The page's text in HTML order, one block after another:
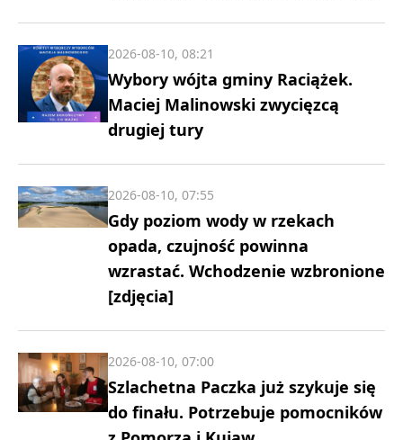
Wybory wójta gminy Raciążek.
Maciej Malinowski zwycięzcą
drugiej tury
2026-08-10, 08:21
Gdy poziom wody w rzekach
opada, czujność powinna
wzrastać. Wchodzenie wzbronione
[zdjęcia]
2026-08-10, 07:55
Szlachetna Paczka już szykuje się
do finału. Potrzebuje pomocników
2026-08-10, 07:00